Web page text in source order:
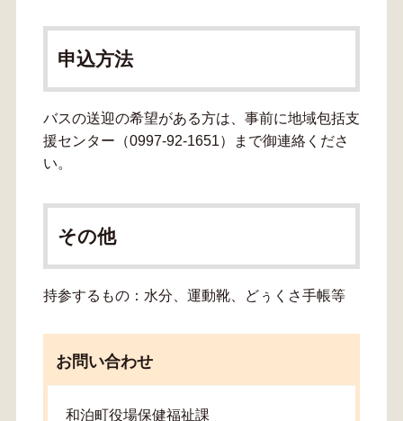
申込方法
バスの送迎の希望がある方は、事前に地域包括支
援センター（0997-92-1651）まで御連絡くださ
い。
その他
持参するもの：水分、運動靴、どぅくさ手帳等
お問い合わせ
和泊町役場保健福祉課